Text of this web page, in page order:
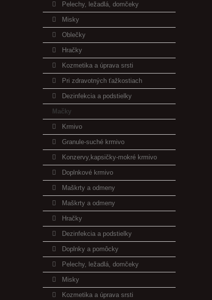
Pelechy, ležadlá, domčeky
Misky
Oblečky
Hračky
Kozmetika a úprava srsti
Pri zdravotných ťažkostiach
Dezinfekcia a podstielky
Mačky
Krmivo
Granule-suché krmivo
Konzervy,kapsičky-mokré krmivo
Doplnkové krmivo
Maškrty a odmeny
Maškrty a odmeny
Hračky
Dezinfekcia a podstielky
Doplnky a pomôcky
Pelechy, ležadlá, domčeky
Misky
Kozmetika a úprava srsti